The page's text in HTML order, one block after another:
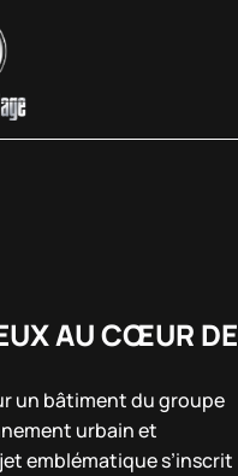
AU CŒUR DE
un bâtiment du groupe
urbain et
emblématique s’inscrit